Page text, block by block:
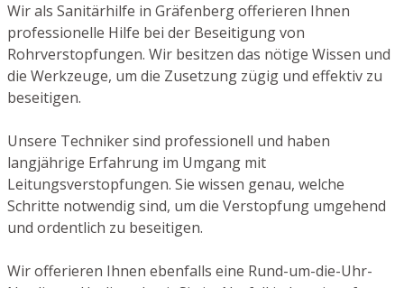
Wir als Sanitärhilfe in Gräfenberg offerieren Ihnen
professionelle Hilfe bei der Beseitigung von
Rohrverstopfungen. Wir besitzen das nötige Wissen und
die Werkzeuge, um die Zusetzung zügig und effektiv zu
beseitigen.
Unsere Techniker sind professionell und haben
langjährige Erfahrung im Umgang mit
Leitungsverstopfungen. Sie wissen genau, welche
Schritte notwendig sind, um die Verstopfung umgehend
und ordentlich zu beseitigen.
Wir offerieren Ihnen ebenfalls eine Rund-um-die-Uhr-